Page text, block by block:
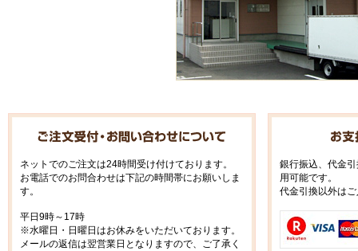
ネットでのご注文は24時間受け付けております。
お電話でのお問合わせは下記の時間帯にお願いしま
す。
平日9時～17時
※水曜日・日曜日はお休みをいただいております。
メールの返信は翌営業日となりますので、ご了承く
銀行振込、代金
用可能です。
代金引換以外は